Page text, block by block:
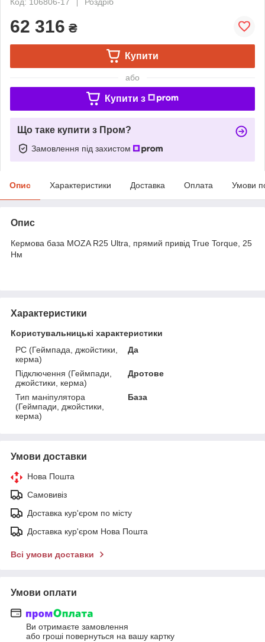
62 316 ₴
Купити
або
Купити з
Що таке купити з Пром?
Замовлення під захистом
Опис Характеристики Доставка Оплата Умови
Опис
Кермова база MOZA R25 Ultra, прямий привід True Torque, 25
Нм
Характеристики
Користувальницькі характеристики
PC (Геймпада, джойстики,
керма)
Да
Підключення (Геймпади,
джойстики, керма)
Дротове
Тип маніпулятора
(Геймпади, джойстики,
керма)
База
Умови доставки
Нова Пошта
Самовивіз
Доставка кур'єром по місту
Доставка кур'єром Нова Пошта
Всі умови доставки
Умови оплати
Ви отримаєте замовлення
або гроші повернуться на вашу картку